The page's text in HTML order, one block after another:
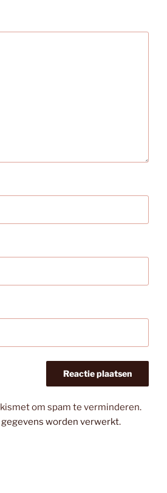
om spam te verminderen.
worden verwerkt.